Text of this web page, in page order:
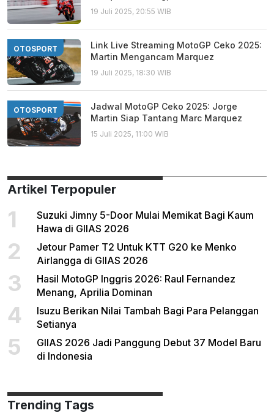
19 Juli 2025, 20:55 WIB
OTOSPORT
Link Live Streaming MotoGP Ceko 2025:
Martin Mengancam Marquez
19 Juli 2025, 18:30 WIB
OTOSPORT
Jadwal MotoGP Ceko 2025: Jorge
Martin Siap Tantang Marc Marquez
15 Juli 2025, 11:00 WIB
Artikel Terpopuler
1
Suzuki Jimny 5-Door Mulai Memikat Bagi Kaum
Hawa di GIIAS 2026
2
Jetour Pamer T2 Untuk KTT G20 ke Menko
Airlangga di GIIAS 2026
3
Hasil MotoGP Inggris 2026: Raul Fernandez
Menang, Aprilia Dominan
4
Isuzu Berikan Nilai Tambah Bagi Para Pelanggan
Setianya
5
GIIAS 2026 Jadi Panggung Debut 37 Model Baru
di Indonesia
Trending Tags